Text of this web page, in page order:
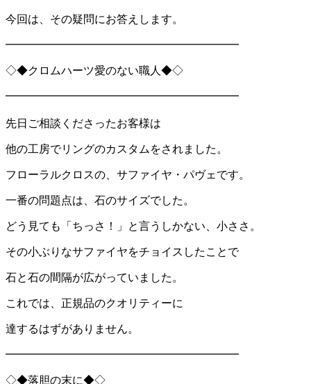
今回は、その疑問にお答えします。
━━━━━━━━━━━━━━━━━━━━━
◇◆クロムハーツ愛のない職人◆◇
━━━━━━━━━━━━━━━━━━━━━
先日ご相談くださったお客様は
他の工房でリングのカスタムをされました。
フローラルクロスの、サファイヤ・パヴェです。
一番の問題点は、石のサイズでした。
どう見ても「ちっさ！」と言うしかない、小ささ。
その小ぶりなサファイヤをチョイスしたことで
石と石の間隔が広がっていました。
これでは、正規品のクオリティーに
達するはずがありません。
━━━━━━━━━━━━━━━━━━━━━
◇◆落胆の末に◆◇